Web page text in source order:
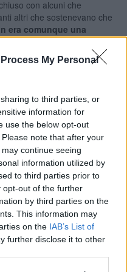
My Personal
to third parties, or
information for
use the below opt-out
note that after your
continue seeing
information utilized by
to third parties prior to
opt-out of the further
by third parties on the
This information may
on the IAB’s List of
further disclose it to other
con alcuni che
altri che sostenevano che
era comunque una
vicende dell’umanità sul
a telefonare o a
su queste sciocchezze.
storia. I processi di
di miliardi di documenti
(grandi e piccoli) una
fatta di migliaia di
ricchezza documentaria
storica. Per
tempo e servono idee
queste ultime vengono meno
cresce, come
un mestiere impossibile e
a chiarire il presente?
di internet. L’opinione
e convincenti a domande
orientata potrebbe darle. Ma